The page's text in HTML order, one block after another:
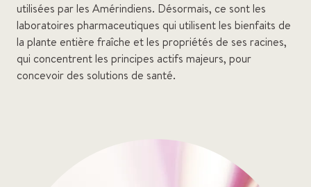
utilisées par les Amérindiens. Désormais, ce sont les
laboratoires pharmaceutiques qui utilisent les bienfaits de
la plante entière fraîche et les propriétés de ses racines,
qui concentrent les principes actifs majeurs, pour
concevoir des solutions de santé.